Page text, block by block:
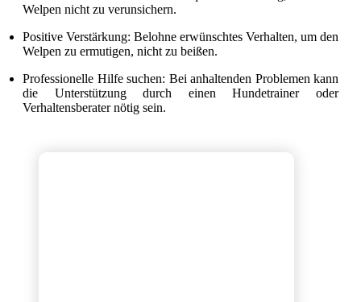
Welpen nicht zu verunsichern.
Positive Verstärkung: Belohne erwünschtes Verhalten, um den
Welpen zu ermutigen, nicht zu beißen.
Professionelle Hilfe suchen: Bei anhaltenden Problemen kann
die Unterstützung durch einen Hundetrainer oder
Verhaltensberater nötig sein.